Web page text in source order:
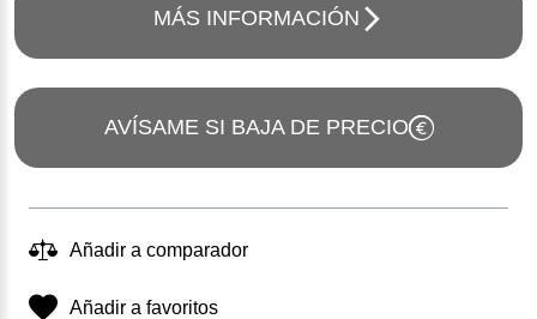
MÁS INFORMACIÓN
AVÍSAME SI BAJA DE PRECIO
Añadir a comparador
Añadir a favoritos